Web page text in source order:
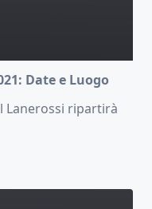
Date e Luogo
Lanerossi ripartirà